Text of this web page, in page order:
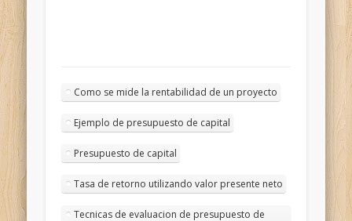
Como se mide la rentabilidad de un proyecto
Ejemplo de presupuesto de capital
Presupuesto de capital
Tasa de retorno utilizando valor presente neto
Tecnicas de evaluacion de presupuesto de